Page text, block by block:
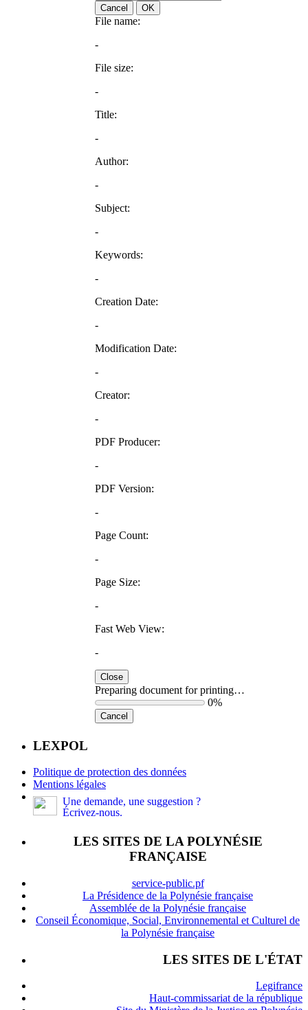
Cancel OK
File name:
-
File size:
-
Title:
-
Author:
-
Subject:
-
Keywords:
-
Creation Date:
-
Modification Date:
-
Creator:
-
PDF Producer:
-
PDF Version:
-
Page Count:
-
Page Size:
-
Fast Web View:
-
Close
Preparing document for printing…
0%
Cancel
LEXPOL
Politique de protection des données
Mentions légales
Une demande, une suggestion ?
Écrivez-nous.
LES SITES DE LA POLYNÉSIE
FRANÇAISE
service-public.pf
La Présidence de la Polynésie française
Assemblée de la Polynésie française
Conseil Économique, Social, Environnemental et Culturel de
la Polynésie française
LES SITES DE L'ÉTAT
Legifrance
Haut-commissariat de la république